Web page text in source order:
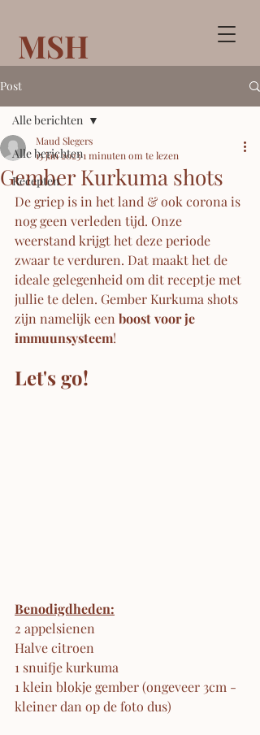
MSH
Post
Alle berichten
Recepten
Alle berichten
Gember Kurkuma shots
Maud Slegers
15 jan 20231 minuten om te lezen
De griep is in het land & ook corona is
nog geen verleden tijd. Onze
weerstand krijgt het deze periode
zwaar te verduren. Dat maakt het de
ideale gelegenheid om dit receptje met
jullie te delen. Gember Kurkuma shots
zijn namelijk een boost voor je
immuunsysteem!
Let's go!
Benodigdheden:
2 appelsienen
Halve citroen
1 snuifje kurkuma
1 klein blokje gember (ongeveer 3cm -
kleiner dan op de foto dus)